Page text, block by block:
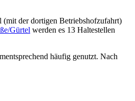
(mit der dortigen Betriebshofzufahrt)
Gürtel werden es 13 Haltestellen
häufig genutzt. Nach